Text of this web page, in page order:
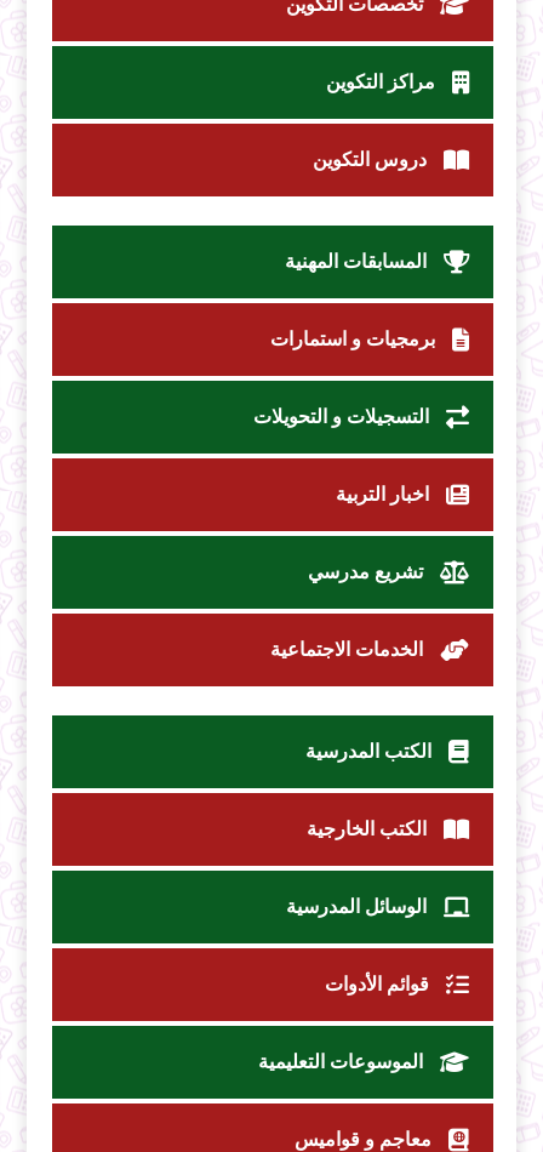
تخصصات التكوين
مراكز التكوين
دروس التكوين
المسابقات المهنية
برمجيات و استمارات
التسجيلات و التحويلات
اخبار التربية
تشريع مدرسي
الخدمات الاجتماعية
الكتب المدرسية
الكتب الخارجية
الوسائل المدرسية
قوائم الأدوات
الموسوعات التعليمية
معاجم و قواميس